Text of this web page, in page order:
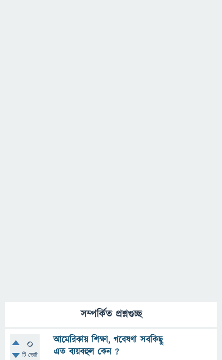
সম্পর্কিত প্রশ্নগুচ্ছ
0
টি ভোট
আমেরিকায় শিক্ষা, গবেষণা সবকিছু
এত ব্যয়বহুল কেন ?